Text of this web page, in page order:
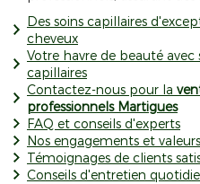
Des soins capillaires
cheveux
Votre havre de beauté avec
capillaires
Contactez-nous pour la
professionnels Martigues
FAQ et conseils d'experts
Nos engagements et valeurs
Témoignages de clients
Conseils d'entretien